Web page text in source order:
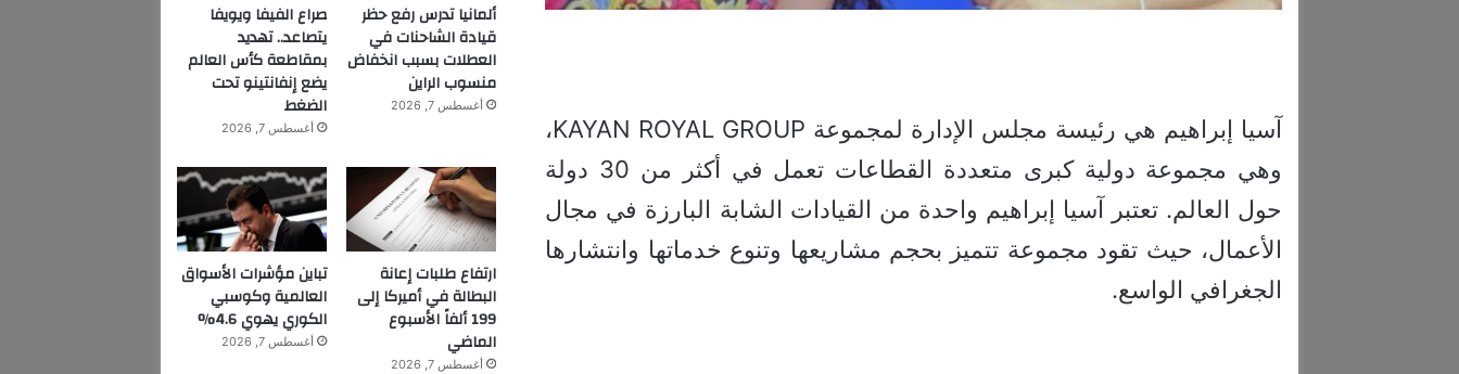
آسيا إبراهيم هي رئيسة مجلس الإدارة لمجموعة KAYAN ROYAL GROUP،
وهي مجموعة دولية كبرى متعددة القطاعات تعمل في أكثر من 30 دولة
حول العالم. تعتبر آسيا إبراهيم واحدة من القيادات الشابة البارزة في مجال
الأعمال، حيث تقود مجموعة تتميز بحجم مشاريعها وتنوع خدماتها وانتشارها
الجغرافي الواسع.
ألمانيا تدرس رفع حظر
قيادة الشاحنات في
العطلات بسبب انخفاض
منسوب الراين
أغسطس 7, 2026
صراع الفيفا ويويفا
يتصاعد.. تهديد
بمقاطعة كأس العالم
يضع إنفانتينو تحت
الضغط
أغسطس 7, 2026
ارتفاع طلبات إعانة
البطالة في أميركا إلى
199 ألفاً الأسبوع
الماضي
أغسطس 7, 2026
تباين مؤشرات الأسواق
العالمية وكوسبي
الكوري يهوي 4.6%
أغسطس 7, 2026